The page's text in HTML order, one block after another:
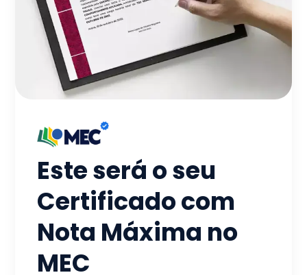
Este será o seu
Certificado com
Nota Máxima no
MEC